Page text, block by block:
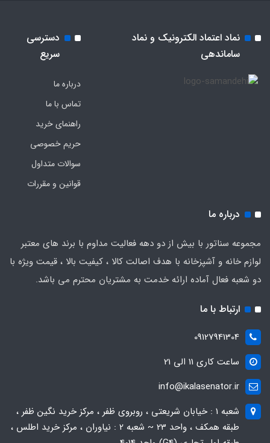
نماد اعتماد الکترونیک و نماد
ساماندهی
دسترسی
سریع
درباره ما
تماس با ما
راهنمای خرید
حریم خصوصی
سوالات متداول
قوانین و مقررات
درباره ما
مجموعه سناتور با بیش از دو دهه فعالیت مداوم با برند های معتبر
لوازم خانه و آشپزخانه با هدف اصالت کالا ، کیفیت بالا ، قیمت ویژه با
دو شعبه فعال آماده ارائه خدمت به مشتریان محترم می باشد.
ارتباط با ما
09127941304
ساعت کاری 11 الی 21
info@ikalasenator.ir
شعبه 1 : خیابان شریعتی ، روبروی ظفر ، مرکز خرید نگین ظفر ،
طبقه همکف ، واحد 23 ~ شعبه 2 : نیاوران ، مرکز خرید اطلس ،